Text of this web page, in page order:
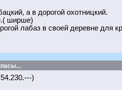
а в дорогой охотницкий.
ширше)
лабаз в своей деревне для
)